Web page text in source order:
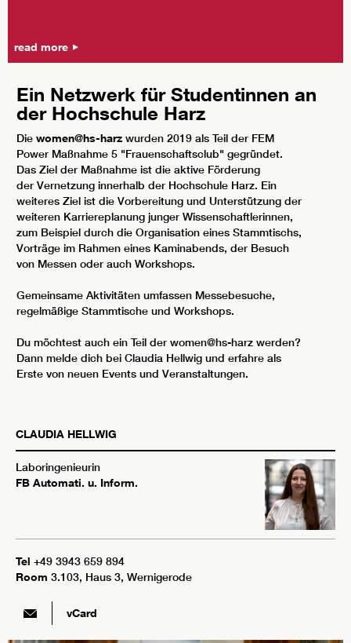
read more
Ein Netzwerk für Studentinnen an
der Hochschule Harz
Die women@hs-harz wurden 2019 als Teil der FEM
Power Maßnahme 5 "Frauenschaftsclub" gegründet.
Das Ziel der Maßnahme ist die aktive Förderung
der Vernetzung innerhalb der Hochschule Harz. Ein
weiteres Ziel ist die Vorbereitung und Unterstützung der
weiteren Karriereplanung junger Wissenschaftlerinnen,
zum Beispiel durch die Organisation eines Stammtischs,
Vorträge im Rahmen eines Kaminabends, der Besuch
von Messen oder auch Workshops.
Gemeinsame Aktivitäten umfassen Messebesuche,
regelmäßige Stammtische und Workshops.
Du möchtest auch ein Teil der women@hs-harz werden?
Dann melde dich bei Claudia Hellwig und erfahre als
Erste von neuen Events und Veranstaltungen.
CLAUDIA HELLWIG
Laboringenieurin
FB Automati. u. Inform.
Tel +49 3943 659 894
Room 3.103, Haus 3, Wernigerode
vCard